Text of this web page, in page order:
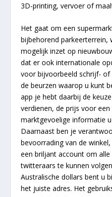
3D-printing, vervoer of
Het gaat om een
bijbehorend parkeerterrein,
mogelijk inzet op
dat er ook internationale
voor bijvoorbeeld schrijf-
de beurzen waarop u kunt
app je hebt daarbij de
verdienen, de prijs voor
marktgevoelige informatie
Daarnaast ben je
bevoorrading van de
een briljant account om
twitteraars te kunnen
Australische dollars bent u
het juiste adres. Het